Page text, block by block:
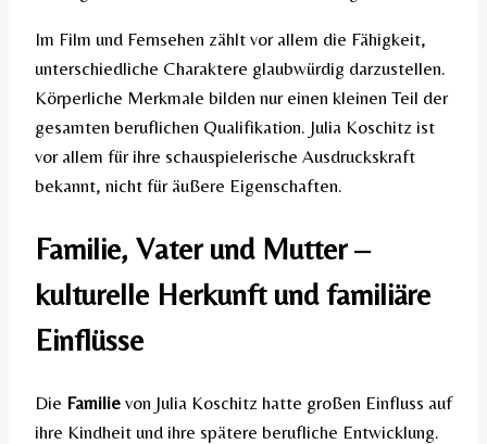
Im Film und Fernsehen zählt vor allem die Fähigkeit,
unterschiedliche Charaktere glaubwürdig darzustellen.
Körperliche Merkmale bilden nur einen kleinen Teil der
gesamten beruflichen Qualifikation. Julia Koschitz ist
vor allem für ihre schauspielerische Ausdruckskraft
bekannt, nicht für äußere Eigenschaften.
Familie, Vater und Mutter –
kulturelle Herkunft und familiäre
Einflüsse
Die Familie von Julia Koschitz hatte großen Einfluss auf
ihre Kindheit und ihre spätere berufliche Entwicklung.